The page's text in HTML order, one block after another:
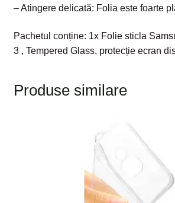
– Atingere delicată: Folia este foarte
Pachetul conține: 1x Folie sticla
3 , Tempered Glass, protecție ecran
Produse similare